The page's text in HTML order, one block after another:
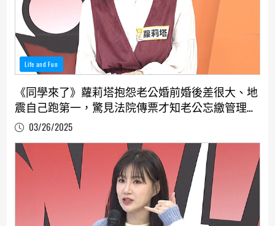
Life and Fun
《同學來了》蘿莉塔抱怨老公婚前婚後差很大、地
震自己跑第一，驚見法院傳票才知老公忘繳管理
費、蔡允潔氣轟老公辦事不利
03/26/2025